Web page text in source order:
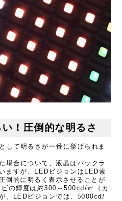
！圧倒的な明るさ
して明るさが一番に挙げられま
場合について、液晶はバックラ
ますが、LEDビジョンはLED素
倒的に明るく表示させることが
の輝度は約300～500cd/㎡（カ
、LEDビジョンでは、5000cd/